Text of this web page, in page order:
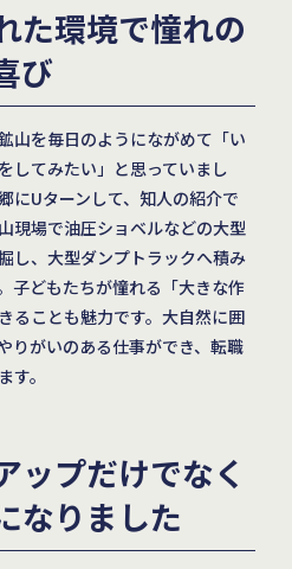
た環境で憧れの
び
山を毎日のようにながめて「い
してみたい」と思っていまし
にUターンして、知人の紹介で
現場で油圧ショベルなどの大型
し、大型ダンプトラックへ積み
子どもたちが憧れる「大きな作
ることも魅力です。大自然に囲
りがいのある仕事ができ、転職
す。
ップだけでなく
なりました